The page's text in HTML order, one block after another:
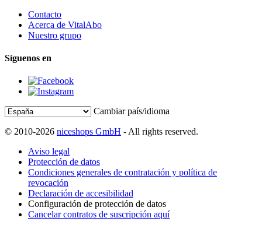
Contacto
Acerca de VitalAbo
Nuestro grupo
Síguenos en
Cambiar país/idioma
© 2010-2026 niceshops GmbH - All rights reserved.
Aviso legal
Protección de datos
Condiciones generales de contratación y política de
revocación
Declaración de accesibilidad
Configuración de protección de datos
Cancelar contratos de suscripción aquí